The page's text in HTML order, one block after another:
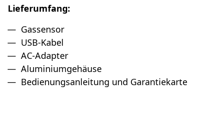
Lieferumfang:
Gassensor
USB-Kabel
AC-Adapter
Aluminiumgehäuse
Bedienungsanleitung und Garantiekarte